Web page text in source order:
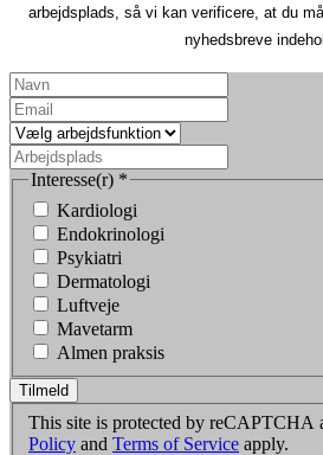
arbejdsplads, så vi kan verificere, at du
nyhedsbreve
Interesse(r) *
Kardiologi
Endokrinologi
Psykiatri
Dermatologi
Luftveje
Mavetarm
Almen praksis
Tilmeld
This site is protected by reCAPTCHA
Policy and Terms of Service apply.